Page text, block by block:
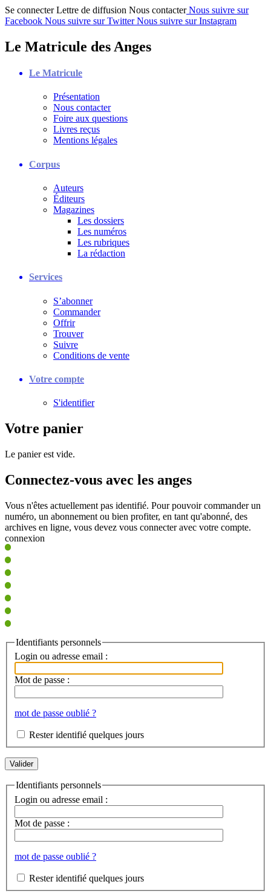
Se connecter Lettre de diffusion Nous contacter Nous suivre sur
Facebook Nous suivre sur Twitter Nous suivre sur Instagram
Le Matricule des Anges
Le Matricule
Présentation
Nous contacter
Foire aux questions
Livres reçus
Mentions légales
Corpus
Auteurs
Éditeurs
Magazines
Les dossiers
Les numéros
Les rubriques
La rédaction
Services
S’abonner
Commander
Offrir
Trouver
Suivre
Conditions de vente
Votre compte
S'identifier
Votre panier
Le panier est vide.
Connectez-vous avec les anges
Vous n'êtes actuellement pas identifié. Pour pouvoir commander un
numéro, un abonnement ou bien profiter, en tant qu'abonné, des
archives en ligne, vous devez vous connecter avec votre compte.
connexion
Identifiants personnels
Login ou adresse email :
Mot de passe :
mot de passe oublié ?
Rester identifié quelques jours
Identifiants personnels
Login ou adresse email :
Mot de passe :
mot de passe oublié ?
Rester identifié quelques jours